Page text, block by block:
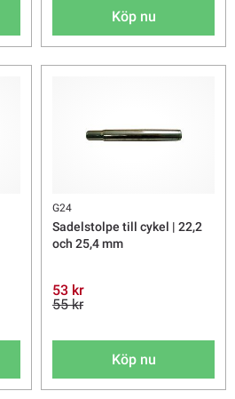
Köp nu
G24
Sadelstolpe till cykel | 22,2
och 25,4 mm
53 kr
55 kr
Köp nu